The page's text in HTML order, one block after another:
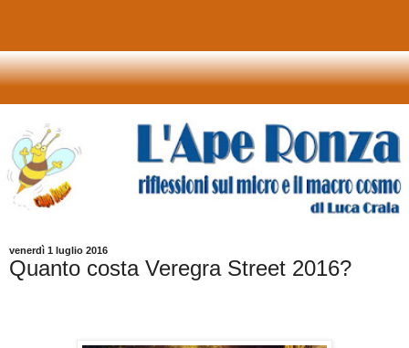
venerdì 1 luglio 2016
Quanto costa Veregra Street 2016?